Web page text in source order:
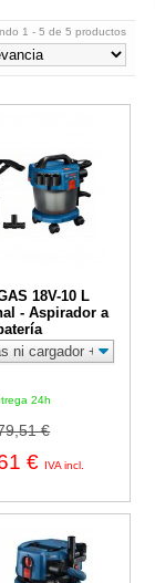
1 - 5 de 5 productos
18V-10 L
- Aspirador a
24h
€
€ IVA incl.
10 L
12 MC